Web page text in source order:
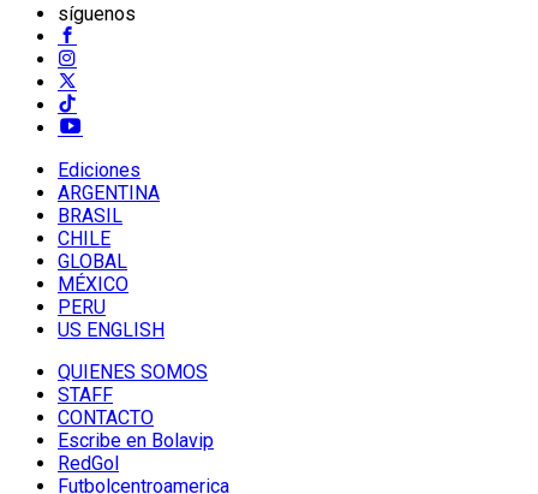
síguenos
Ediciones
ARGENTINA
BRASIL
CHILE
GLOBAL
MÉXICO
PERU
US ENGLISH
QUIENES SOMOS
STAFF
CONTACTO
Escribe en Bolavip
RedGol
Futbolcentroamerica